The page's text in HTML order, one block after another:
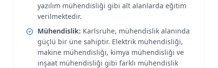
yazılım mühendisliği gibi alt alanlarda eğitim
verilmektedir.
Mühendislik: Karlsruhe, mühendislik alanında
güçlü bir üne sahiptir. Elektrik mühendisliği,
makine mühendisliği, kimya mühendisliği ve
inşaat mühendisliği gibi farklı mühendislik